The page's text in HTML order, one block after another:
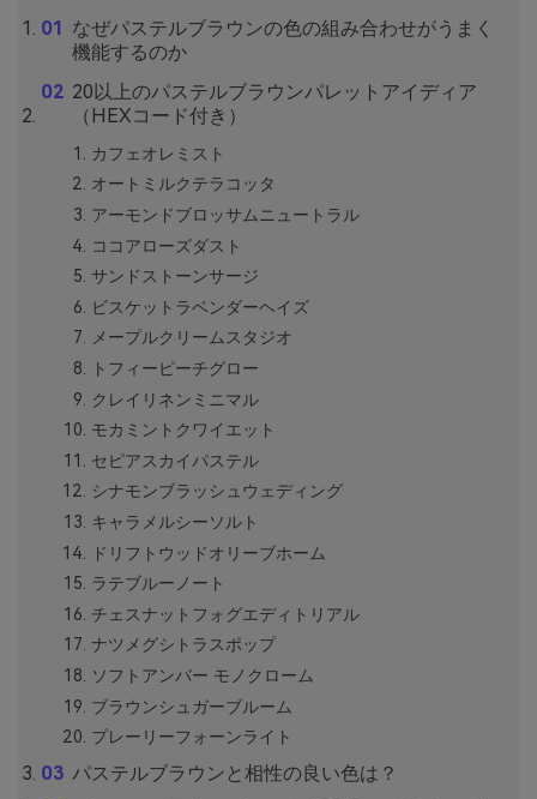
なぜパステルブラウンの色の組み合わせがうまく
機能するのか
20以上のパステルブラウンパレットアイディア
（HEXコード付き）
カフェオレミスト
オートミルクテラコッタ
アーモンドブロッサムニュートラル
ココアローズダスト
サンドストーンサージ
ビスケットラベンダーヘイズ
メープルクリームスタジオ
トフィーピーチグロー
クレイリネンミニマル
モカミントクワイエット
セピアスカイパステル
シナモンブラッシュウェディング
キャラメルシーソルト
ドリフトウッドオリーブホーム
ラテブルーノート
チェスナットフォグエディトリアル
ナツメグシトラスポップ
ソフトアンバー モノクローム
ブラウンシュガーブルーム
プレーリーフォーンライト
パステルブラウンと相性の良い色は？